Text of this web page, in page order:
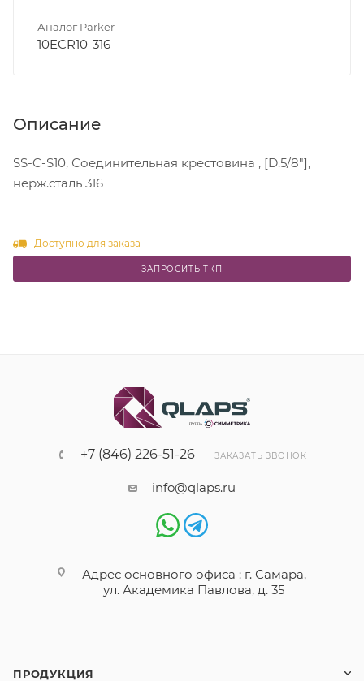
Аналог Parker
10ECR10-316
Описание
SS-C-S10, Соединительная крестовина , [D.5/8"],
нерж.сталь 316
Доступно для заказа
ЗАПРОСИТЬ ТКП
+7 (846) 226-51-26 ЗАКАЗАТЬ ЗВОНОК
info@qlaps.ru
Адрес основного офиса : г. Самара,
ул. Академика Павлова, д. 35
ПРОДУКЦИЯ